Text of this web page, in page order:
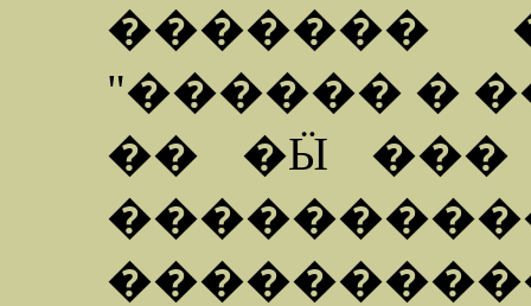
�������
"������ �
�� �Ӹ ���